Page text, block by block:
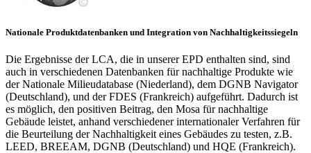
Nationale Produktdatenbanken und Integration von Nachhaltigkeitssiegeln
Die Ergebnisse der LCA, die in unserer EPD enthalten sind, sind
auch in verschiedenen Datenbanken für nachhaltige Produkte wie
der Nationale Milieudatabase (Niederland), dem DGNB Navigator
(Deutschland), und der FDES (Frankreich) aufgeführt. Dadurch ist
es möglich, den positiven Beitrag, den Mosa für nachhaltige
Gebäude leistet, anhand verschiedener internationaler Verfahren für
die Beurteilung der Nachhaltigkeit eines Gebäudes zu testen, z.B.
LEED, BREEAM, DGNB (Deutschland) und HQE (Frankreich).